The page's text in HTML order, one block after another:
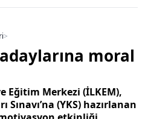
>
adaylarına moral
Eğitim Merkezi (İLKEM),
(YKS) hazırlanan